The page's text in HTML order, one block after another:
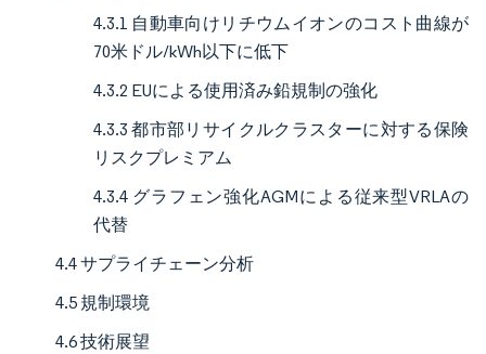
4.3.1 自動車向けリチウムイオンのコスト曲線が
70米ドル/kWh以下に低下
4.3.2 EUによる使用済み鉛規制の強化
4.3.3 都市部リサイクルクラスターに対する保険
リスクプレミアム
4.3.4 グラフェン強化AGMによる従来型VRLAの
代替
4.4 サプライチェーン分析
4.5 規制環境
4.6 技術展望